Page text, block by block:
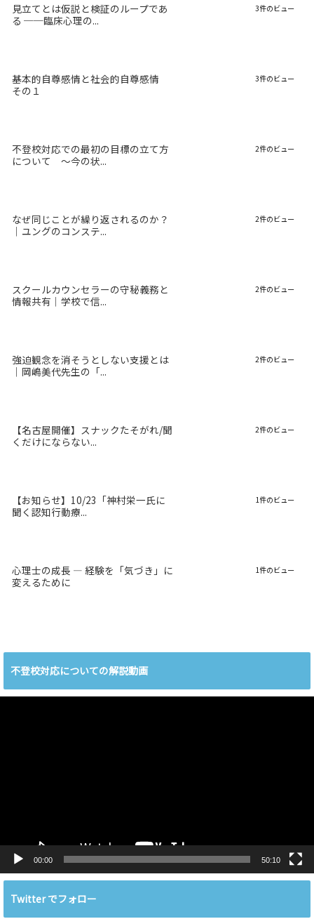
見立てとは仮説と検証のループであ
る ──臨床心理の...
3件のビュー
基本的自尊感情と社会的自尊感情
その１
3件のビュー
不登校対応での最初の目標の立て方
について 〜今の状...
2件のビュー
なぜ同じことが繰り返されるのか？
｜ユングのコンステ...
2件のビュー
スクールカウンセラーの守秘義務と
情報共有｜学校で信...
2件のビュー
強迫観念を消そうとしない支援とは
｜岡嶋美代先生の「...
2件のビュー
【名古屋開催】スナックたそがれ/聞
くだけにならない...
2件のビュー
【お知らせ】10/23「神村栄一氏に
聞く認知行動療...
1件のビュー
心理士の成長 ― 経験を「気づき」に
変えるために
1件のビュー
不登校対応についての解説動画
00:00 50:10
Twitter でフォロー